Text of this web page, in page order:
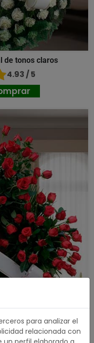
de tonos claros
4.93 / 5
para analizar el
relacionada con